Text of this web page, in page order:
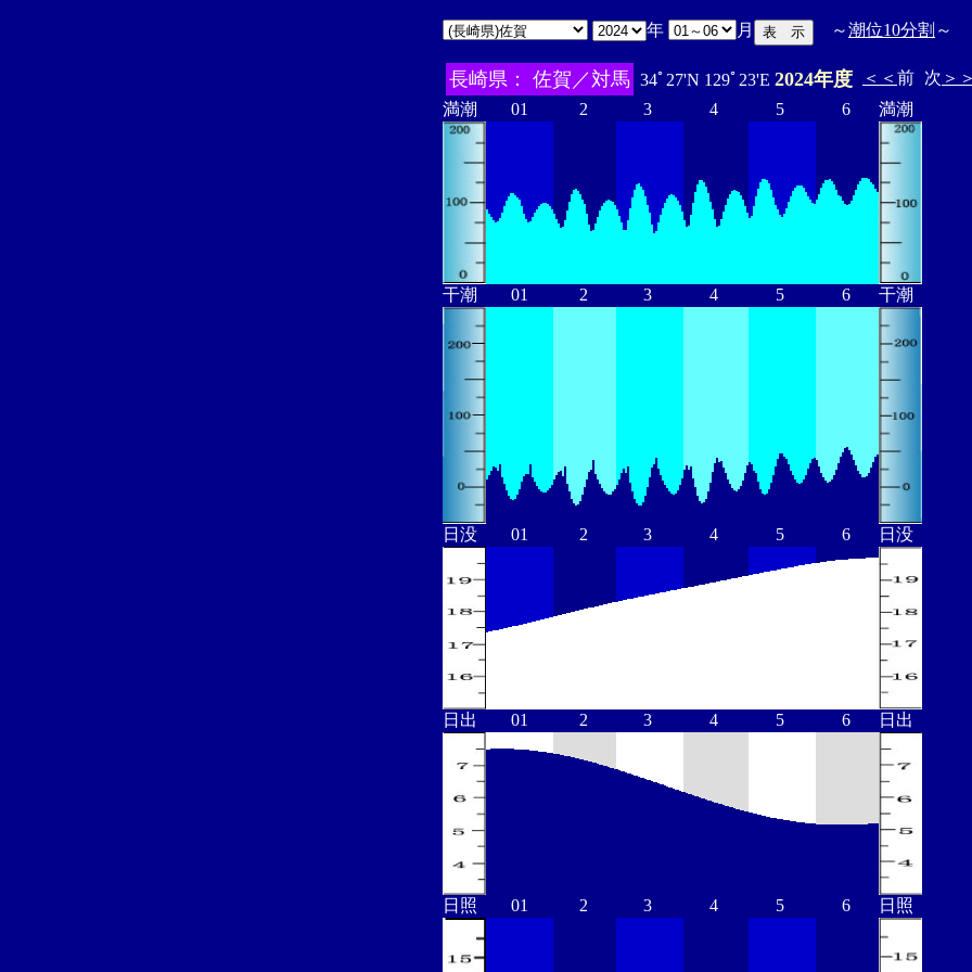
年 月 ～潮位10分割 ～
長崎県： 佐賀／対馬 34ﾟ27'N 129ﾟ23'E 2024年度 ＜＜ 前 次 ＞
満潮
01 2 3 4 5 6 満潮
干潮 01 2 3 4 5 6 干潮
日没 01 2 3 4 5 6 日没
日出 01 2 3 4 5 6 日出
日照 01 2 3 4 5 6 日照